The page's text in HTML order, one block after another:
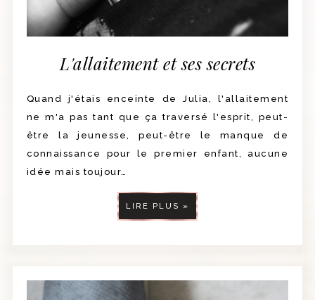
L'allaitement et ses secrets
Quand j'étais enceinte de Julia, l'allaitement
ne m'a pas tant que ça traversé l'esprit, peut-
être la jeunesse, peut-être le manque de
connaissance pour le premier enfant, aucune
idée mais toujour…
LIRE PLUS »